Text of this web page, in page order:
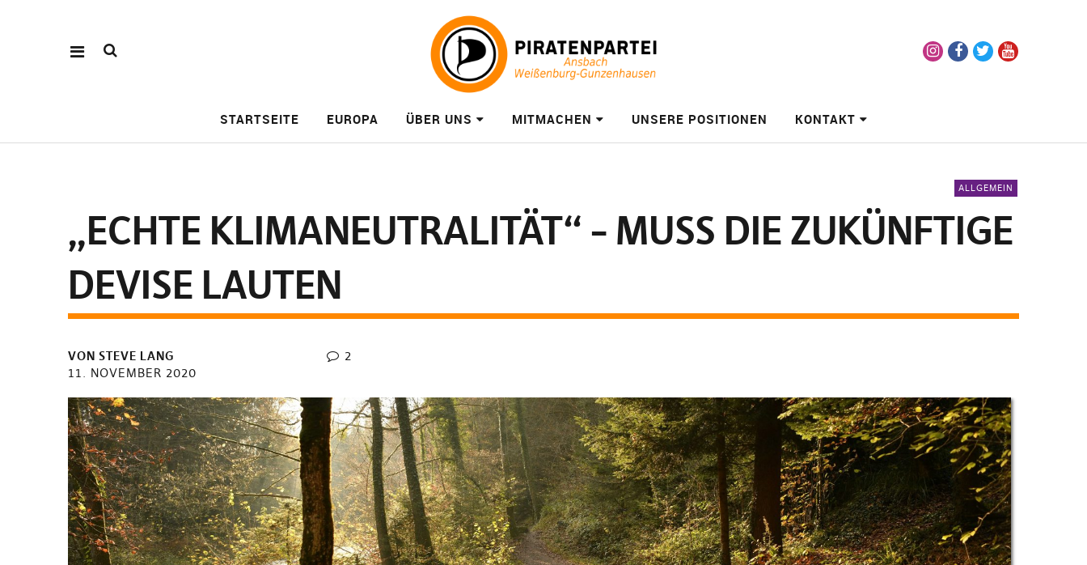
STARTSEITE EUROPA ÜBER UNS MITMACHEN UNSERE POSITIONEN KONTAKT
ALLGEMEIN
„ECHTE KLIMANEUTRALITÄT“ – MUSS DIE ZUKÜNFTIGE
DEVISE LAUTEN
VON STEVE LANG
11. NOVEMBER 2020
2